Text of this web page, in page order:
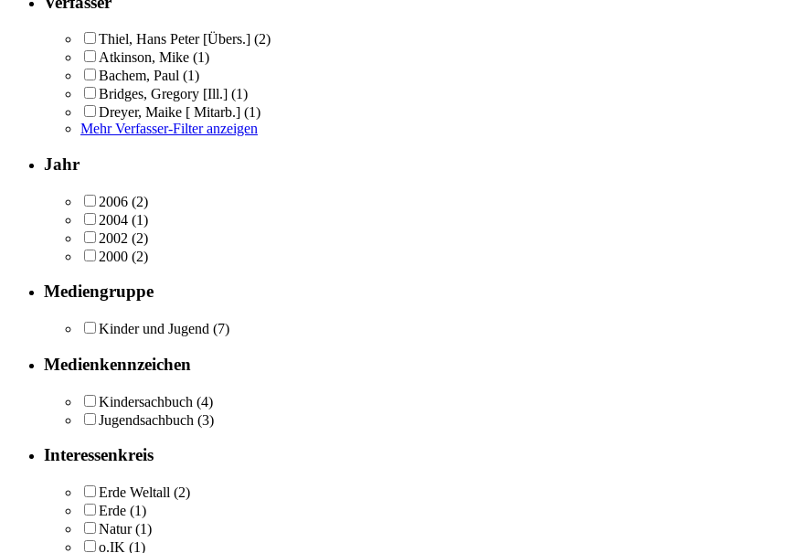
Thiel, Hans Peter [Übers.] (2)
Atkinson, Mike (1)
Bachem, Paul (1)
Bridges, Gregory [Ill.] (1)
Dreyer, Maike [ Mitarb.] (1)
Mehr Verfasser-Filter anzeigen
Jahr
2006 (2)
2004 (1)
2002 (2)
2000 (2)
Mediengruppe
Kinder und Jugend (7)
Medienkennzeichen
Kindersachbuch (4)
Jugendsachbuch (3)
Interessenkreis
Erde Weltall (2)
Erde (1)
Natur (1)
o.IK (1)